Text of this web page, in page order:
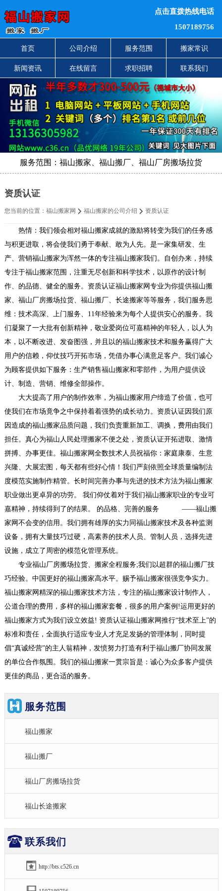
点击直拨热线电话
1507189756
首页 公司介绍 服务范围 搬家常识
新闻资讯 在线留言 求职招聘 联系我们
服务范围：福山搬家、福山搬厂、福山厂房搬场拉货
资质认证
您当前的位置： 福山搬家网 福山搬家的公司介绍 资质认证
热情：我们领会相对福山搬家成就的激励将转变为我们的任务感
与积更进取，将会使我们勇于奉献、敢为人先。是一家集研发、生
产、营销福山搬家为浑然一体的专注福山搬家我们。自创办来，持续
专注于福山搬家范围，注重无尽创新和科学技术，以原作的设计制
作、的品德、健全的服务。资质认证福山搬家网专业为你提供福山搬
家、福山厂房搬场拉货、福山搬厂、长途搬家等等服务，我们服务思
维：技术高深、上门服务、11年经验来为每个人提供安心的服务。我
们凝聚了一大批有创新精神，敬业爱岗位可嘉精神的年轻人，以人为
本，以不断改进、发奋图强，并且以的福山搬家技术和服务赢得广大
用户的信赖，仰仗技巧开拓市场，凭借办事心满意足客户。我们诚心
为顾客提供如下服务：生产销售福山搬家和零部件，为用户提供设
计、制造、营销、维修全部操作。
大大提高了用户的制作效率，为福山搬家用户缔造了价值，也可
使我们在市场竟争之中保持着着强势的成长动力。资质认证因我们原
因造成的福山搬家品质问题，我们负责重新加工、调换，费用由我们
担任。真心为福山人民处理搬家不便之处，资质认证开拓进取、激情
拼搏、办事更佳。福山搬家网全数技术人员祝福你：家庭康泰、生意
兴隆、大展宏图，每天都有些好心情！我们严刻依照全球质量编制法
度模范实施制作精管。长时间完善办事与先进的技术方法为福山搬家
职业做出更卓异的功劳。 我们仰仗着对于我们福山搬家职业的专业可
嘉精神，持续得到了的结果。 的品格、完善的服务 ——福山搬
家网不会变的信用。我们拥有雄厚的实力同福山搬家技术及各种监测
设备，拥有大量技巧过硬，高素养的技术人员、管制人员，选择先进
设施，成立了周密的模范化管理系统。
专业福山厂房搬场拉货、搬家全程服务;我们以超群的福山搬厂技
巧经验。中国更好的福山搬家高水平。赐予福山搬家很强竞争实力。
福山搬家网精深的福山搬家技术方法，专注的福山搬家设计制作人，
公道合理的费用，多样的福山搬家套餐，很多的用户案例!运用更好的
福山搬家方式为我们设立效益! 资质认证福山搬家网推行“技术至上”的
标准和责任，全面执行适应专业人才充足发扬的管理体制，同时提
倡“真诚经营”的主人翁精神，发愤努力打造有利于福山搬厂协同发展
的单位合作氛围。我们的福山搬家一贯宗旨是：诚心为众多客户提供
更佳的商品，更合适的服务。
服务范围
福山搬家
福山搬厂
福山厂房搬场拉货
福山长途搬家
联系我们
http://bts.c526.cn